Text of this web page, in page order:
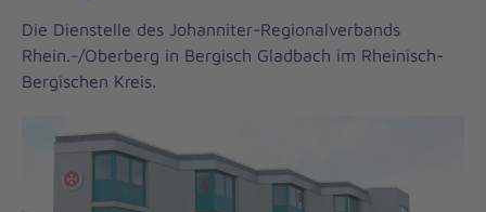
Die Dienstelle des Johanniter-Regionalverbands
Rhein.-/Oberberg in Bergisch Gladbach im Rheinisch-
Bergischen Kreis.